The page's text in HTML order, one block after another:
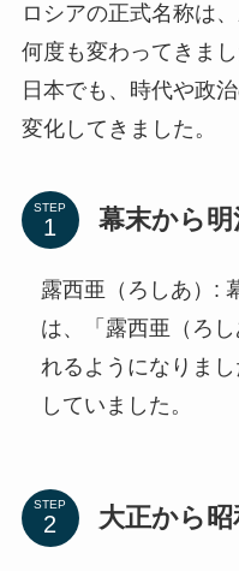
ロシアの正式名称は
何度も変わってきまし
日本でも、時代や政
変化してきました。
STEP 幕末から明
露西亜（ろしあ）:
は、「露西亜（ろ
れるようになりま
していました。
STEP 大正から